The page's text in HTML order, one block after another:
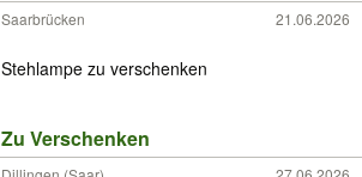
Saarbrücken 21.06.2026
Stehlampe zu verschenken
Zu Verschenken